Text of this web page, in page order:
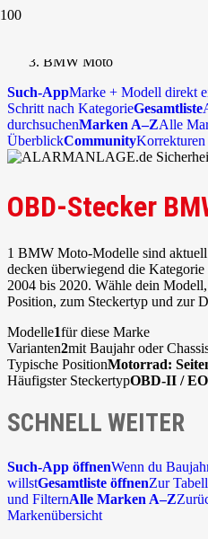
BMW Moto
Such-AppMarke + Modell direkt
Schritt nach KategorieGesamtliste
durchsuchenMarken A–ZAlle
ÜberblickCommunityKorrekturen
OBD-Stecker
1 BMW Moto-Modelle sind
decken überwiegend die Kategorie
2004 bis 2020. Wähle dein
Position, zum Steckertyp und zur
Modelle1für diese Marke
Varianten2mit Baujahr oder
Typische PositionMotorrad:
Häufigster SteckertypOBD-II /
SCHNELL WEITER
Such-App öffnenWenn du
willstGesamtliste öffnenZur
und FilternAlle Marken A–Z
Markenübersicht